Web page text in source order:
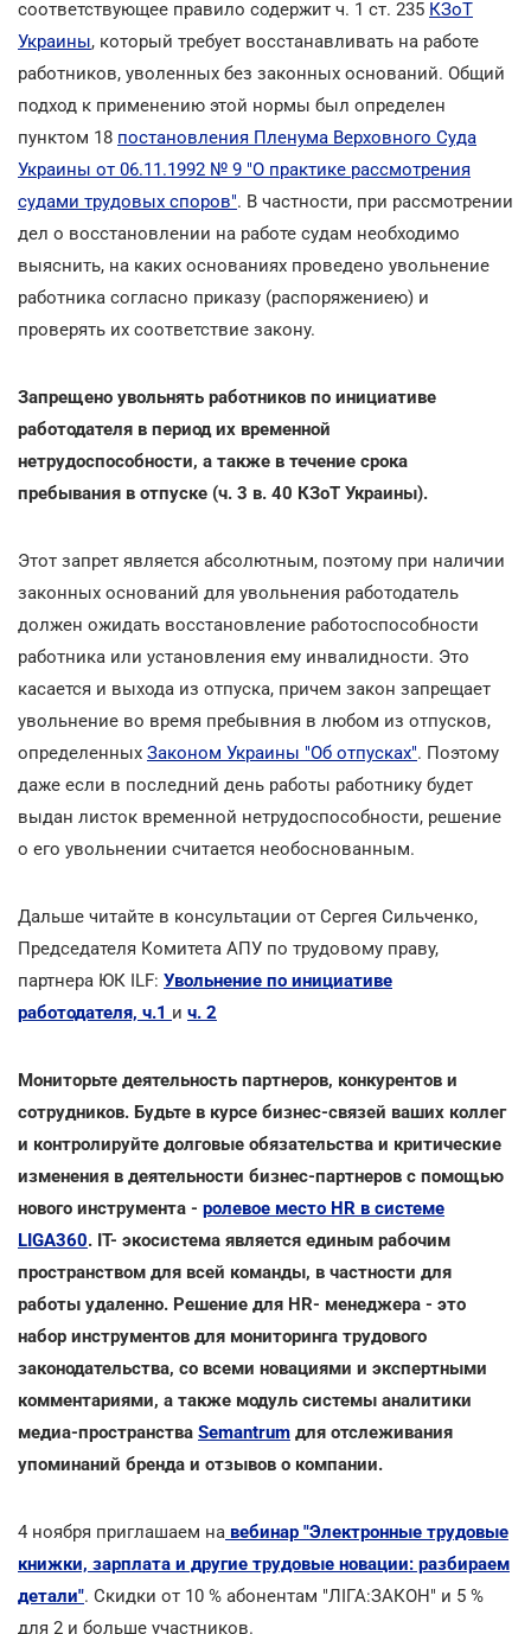
соответствующее правило содержит ч. 1 ст. 235 КЗоТ
Украины, который требует восстанавливать на работе
работников, уволенных без законных оснований. Общий
подход к применению этой нормы был определен
пунктом 18 постановления Пленума Верховного Суда
Украины от 06.11.1992 № 9 "О практике рассмотрения
судами трудовых споров". В частности, при рассмотрении
дел о восстановлении на работе судам необходимо
выяснить, на каких основаниях проведено увольнение
работника согласно приказу (распоряжениею) и
проверять их соответствие закону.
Запрещено увольнять работников по инициативе
работодателя в период их временной
нетрудоспособности, а также в течение срока
пребывания в отпуске (ч. 3 в. 40 КЗоТ Украины).
Этот запрет является абсолютным, поэтому при наличии
законных оснований для увольнения работодатель
должен ожидать восстановление работоспособности
работника или установления ему инвалидности. Это
касается и выхода из отпуска, причем закон запрещает
увольнение во время пребывния в любом из отпусков,
определенных Законом Украины "Об отпусках". Поэтому
даже если в последний день работы работнику будет
выдан листок временной нетрудоспособности, решение
о его увольнении считается необоснованным.
Дальше читайте в консультации от Сергея Сильченко,
Председателя Комитета АПУ по трудовому праву,
партнера ЮК ILF: Увольнение по инициативе
работодателя, ч.1 и ч. 2
Мониторьте деятельность партнеров, конкурентов и
сотрудников. Будьте в курсе бизнес-связей ваших коллег
и контролируйте долговые обязательства и критические
изменения в деятельности бизнес-партнеров с помощью
нового инструмента - ролевое место HR в системе
LIGA360. IT- экосистема является единым рабочим
пространством для всей команды, в частности для
работы удаленно. Решение для HR- менеджера - это
набор инструментов для мониторинга трудового
законодательства, со всеми новациями и экспертными
комментариями, а также модуль системы аналитики
медиа-пространства Semantrum для отслеживания
упоминаний бренда и отзывов о компании.
4 ноября приглашаем на вебинар "Электронные трудовые
книжки, зарплата и другие трудовые новации: разбираем
детали". Скидки от 10 % абонентам "ЛIГА:ЗАКОН" и 5 %
для 2 и больше участников.